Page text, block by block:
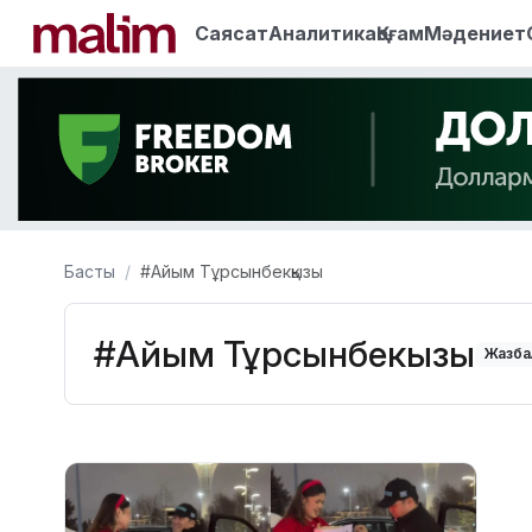
СаясатАналитикаҚоғамМәдениет
Басты #Айым Тұрсынбекқызы
#Айым Тұрсынбекқызы